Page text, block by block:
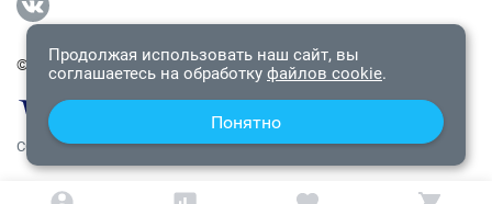
© 2009-2026 «Водолей Онлайн». Все права защищены.
СОГЛАШЕНИЕ О КОНФИДЕНЦИАЛЬНОСТИ
Продолжая использовать наш сайт, вы
соглашаетесь на обработку файлов cookie.
Понятно